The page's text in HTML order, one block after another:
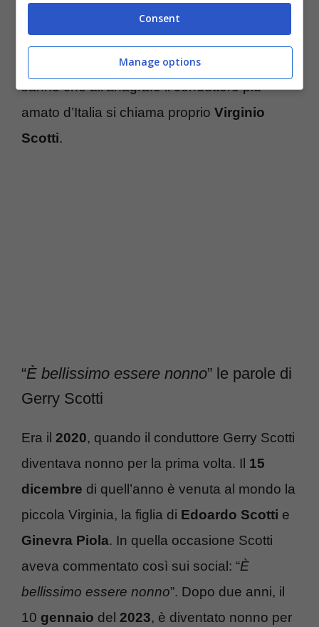
bellissimo rapporto con il
che
ha deciso di chiamare la sua primogenita
Virginia, come il nonno. Molti, infatti, non
sanno che all’anagrafe il conduttore più
amato d’Italia si chiama proprio Virginio
Scotti.
“È bellissimo essere nonno” le parole di
Gerry Scotti
Era il 2020, quando il conduttore Gerry Scotti
diventava nonno per la prima volta. Il 15
dicembre di quell’anno è venuta al mondo la
piccola Virginia, la figlia di Edoardo Scotti e
Ginevra Piola. In quella occasione Scotti
aveva commentato così sui social: “È
bellissimo essere nonno”. Dopo due anni, il
10 gennaio del 2023, è diventato nonno per
Consent
Manage options